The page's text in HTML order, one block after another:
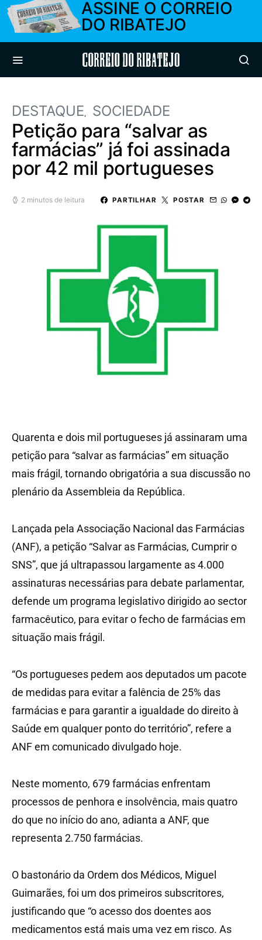
ASSINE O CORREIO
DO RIBATEJO
Correio do Ribatejo
DESTAQUE SOCIEDADE
Petição para “salvar as
farmácias” já foi assinada
por 42 mil portugueses
2 minutos de leitura PARTILHAR POSTAR
Quarenta e dois mil portugueses já assinaram uma
petição para “salvar as farmácias” em situação
mais frágil, tornando obrigatória a sua discussão no
plenário da Assembleia da República.
Lançada pela Associação Nacional das Farmácias
(ANF), a petição “Salvar as Farmácias, Cumprir o
SNS”, que já ultrapassou largamente as 4.000
assinaturas necessárias para debate parlamentar,
defende um programa legislativo dirigido ao sector
farmacêutico, para evitar o fecho de farmácias em
situação mais frágil.
“Os portugueses pedem aos deputados um pacote
de medidas para evitar a falência de 25% das
farmácias e para garantir a igualdade do direito à
Saúde em qualquer ponto do território”, refere a
ANF em comunicado divulgado hoje.
Neste momento, 679 farmácias enfrentam
processos de penhora e insolvência, mais quatro
do que no início do ano, adianta a ANF, que
representa 2.750 farmácias.
O bastonário da Ordem dos Médicos, Miguel
Guimarães, foi um dos primeiros subscritores,
justificando que “o acesso dos doentes aos
medicamentos está mais uma vez em risco. As